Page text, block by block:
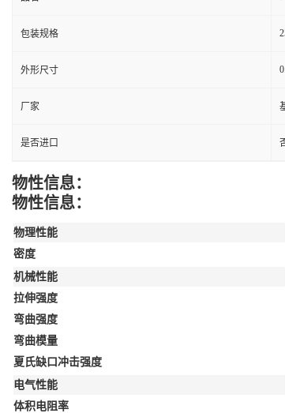
包装规格
外形尺寸
厂家
是否进口
物性信息：
物性信息：
物理性能
密度
机械性能
拉伸强度
弯曲强度
弯曲模量
夏氏缺口冲击强度
电气性能
体积电阻率